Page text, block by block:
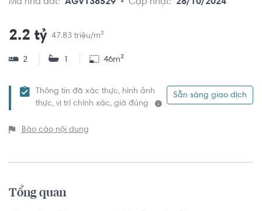
2.2 tỷ 47.83 triệu/m²
2 1 46m²
Thông tin đã xác thực, hình ảnh
thực, vị trí chính xác, giá đúng
Sẵn sàng giao dịch
Báo cáo nội dung
Tổng quan